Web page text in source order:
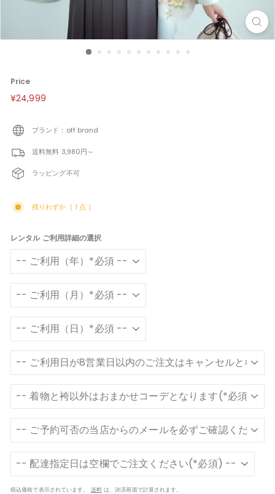
Price
定
¥24,999
ブランド：off brand
送料無料 3,980円～
ラッピング不可
残りわずか［ 1 点 ］
レンタル ご利用詳細の選択
税込価格で表示されています。 送料は、決済画面で計算されます。